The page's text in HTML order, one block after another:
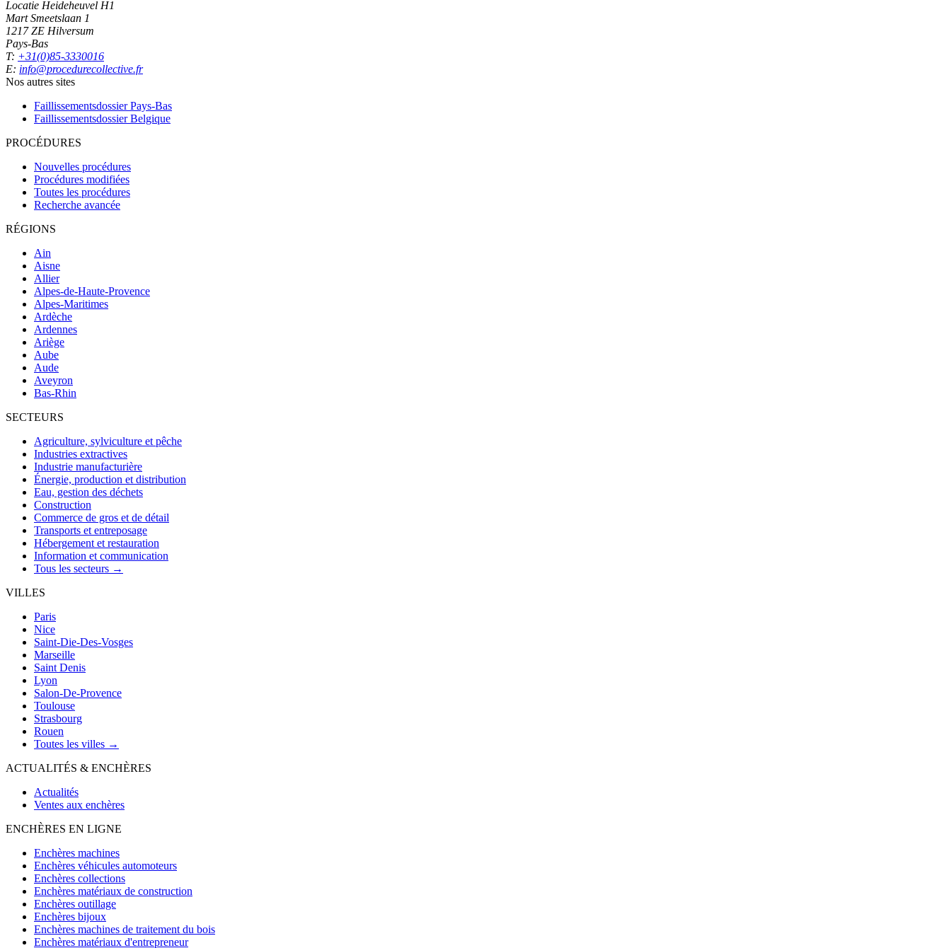
Locatie Heideheuvel H1
Mart Smeetslaan 1
1217 ZE Hilversum
Pays-Bas
T: +31(0)85-3330016
E: info@procedurecollective.fr
Nos autres sites
Faillissementsdossier Pays-Bas
Faillissementsdossier Belgique
PROCÉDURES
Nouvelles procédures
Procédures modifiées
Toutes les procédures
Recherche avancée
RÉGIONS
Ain
Aisne
Allier
Alpes-de-Haute-Provence
Alpes-Maritimes
Ardèche
Ardennes
Ariège
Aube
Aude
Aveyron
Bas-Rhin
SECTEURS
Agriculture, sylviculture et pêche
Industries extractives
Industrie manufacturière
Énergie, production et distribution
Eau, gestion des déchets
Construction
Commerce de gros et de détail
Transports et entreposage
Hébergement et restauration
Information et communication
Tous les secteurs →
VILLES
Paris
Nice
Saint-Die-Des-Vosges
Marseille
Saint Denis
Lyon
Salon-De-Provence
Toulouse
Strasbourg
Rouen
Toutes les villes →
ACTUALITÉS & ENCHÈRES
Actualités
Ventes aux enchères
ENCHÈRES EN LIGNE
Enchères machines
Enchères véhicules automoteurs
Enchères collections
Enchères matériaux de construction
Enchères outillage
Enchères bijoux
Enchères machines de traitement du bois
Enchères matériaux d'entrepreneur